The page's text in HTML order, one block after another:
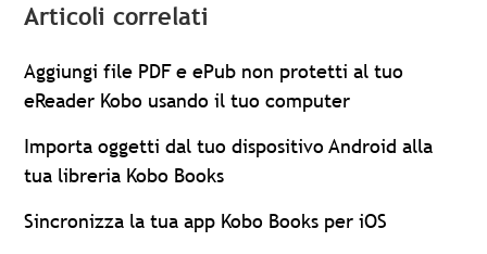
Articoli correlati
Aggiungi file PDF e ePub non protetti al tuo
eReader Kobo usando il tuo computer
Importa oggetti dal tuo dispositivo Android alla
tua libreria Kobo Books
Sincronizza la tua app Kobo Books per iOS